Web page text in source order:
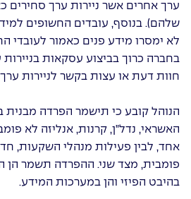
ערך אחרים אשר ניירות ערך סחירים
שלהם). בנוסף, עובדים החשופים
לא ימסרו מידע פנים כאמור לעובדי
בחברה כרוך בביצוע עסקאות
חוות דעת או עצות בקשר לניירות
הנוהל קובע כי תישמר הפרדה מבנית
האשראי, נדל"ן, קרנות, אנליזה לא
אחד, לבין פעילות מנהלי השקעות,
פומבית, מצד שני. ההפרדה תשמר הן
בהיבט הפיזי והן במערכות המידע.